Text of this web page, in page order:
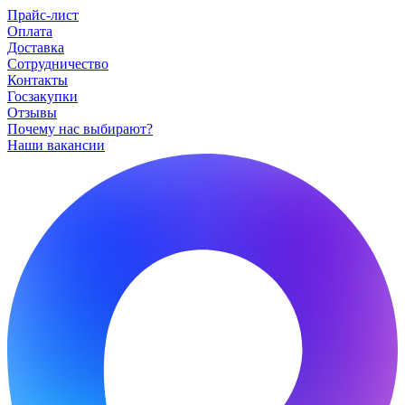
Прайс-лист
Оплата
Доставка
Сотрудничество
Контакты
Госзакупки
Отзывы
Почему нас выбирают?
Наши вакансии